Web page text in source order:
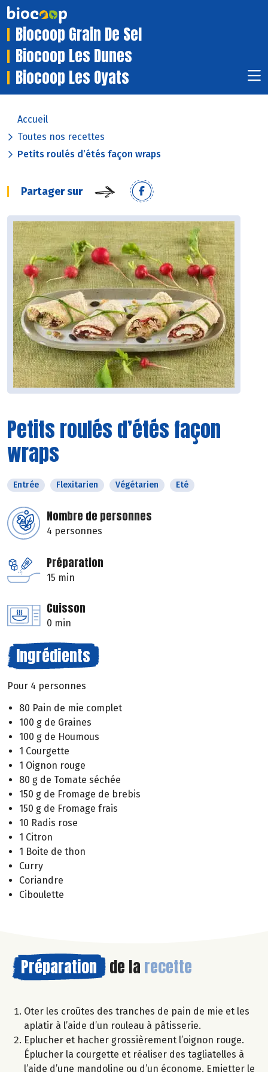
Biocoop Grain De Sel
Biocoop Les Dunes
Biocoop Les Oyats
Accueil
Toutes nos recettes
Petits roulés d’étés façon wraps
Partager sur
Petits roulés d’étés façon
wraps
Entrée Flexitarien Végétarien Eté
Nombre de personnes
4 personnes
Préparation
15 min
Cuisson
0 min
Ingrédients
Pour 4 personnes
80 Pain de mie complet
100 g de Graines
100 g de Houmous
1 Courgette
1 Oignon rouge
80 g de Tomate séchée
150 g de Fromage de brebis
150 g de Fromage frais
10 Radis rose
1 Citron
1 Boite de thon
Curry
Coriandre
Ciboulette
Préparation de la recette
Oter les croûtes des tranches de pain de mie et les
aplatir à l’aide d’un rouleau à pâtisserie.
Eplucher et hacher grossièrement l’oignon rouge.
Éplucher la courgette et réaliser des tagliatelles à
l’aide d’une mandoline ou d’un économe. Emietter le